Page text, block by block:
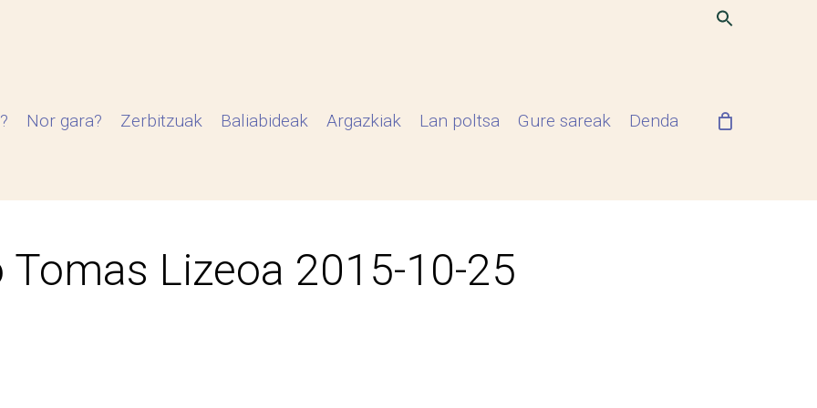
Nor gara? Zerbitzuak Baliabideak Argazkiak Lan poltsa Gure sareak Denda
Tomas Lizeoa 2015-10-25